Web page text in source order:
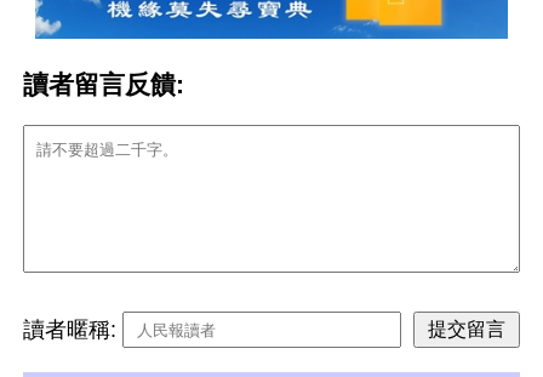
讀者留言反饋:
讀者暱稱: